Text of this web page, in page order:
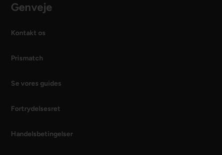
Genveje
Kontakt os
Prismatch
Se vores guides
Fortrydelsesret
Handelsbetingelser